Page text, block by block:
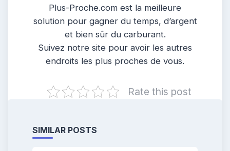
Plus-Proche.com est la meilleure
solution pour gagner du temps, d’argent
et bien sûr du carburant.
Suivez notre site pour avoir les autres
endroits les plus proches de vous.
Rate this post
SIMILAR POSTS